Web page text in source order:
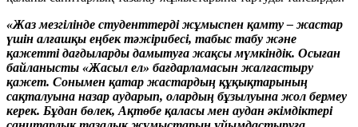
«Жаз мезгілінде студенттерді жұмыспен қамту – жастар
үшін алғашқы еңбек тәжірибесі, табыс табу және
қажетті дағдыларды дамытуға жақсы мүмкіндік. Осыған
байланысты «Жасыл ел» бағдарламасын жалғастыру
қажет. Сонымен қатар жастардың құқықтарының
сақталуына назар аударып, олардың бұзылуына жол бермеу
керек. Бұдан бөлек, Ақтөбе қаласы мен аудан әкімдіктері